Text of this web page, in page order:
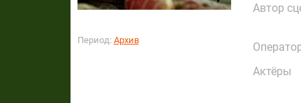
Период: Архив
Автор
Актёры